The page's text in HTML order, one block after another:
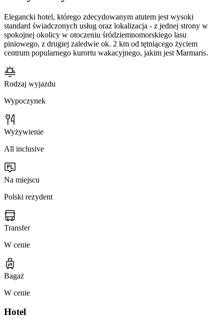
Elegancki hotel, którego zdecydowanym atutem jest wysoki
standard świadczonych usług oraz lokalizacja - z jednej strony w
spokojnej okolicy w otoczeniu śródziemnomorskiego lasu
piniowego, z drugiej zaledwie ok. 2 km od tętniącego życiem
centrum popularnego kurortu wakacyjnego, jakim jest Marmaris.
Rodzaj wyjazdu
Wypoczynek
Wyżywienie
All inclusive
Na miejscu
Polski rezydent
Transfer
W cenie
Bagaż
W cenie
Hotel